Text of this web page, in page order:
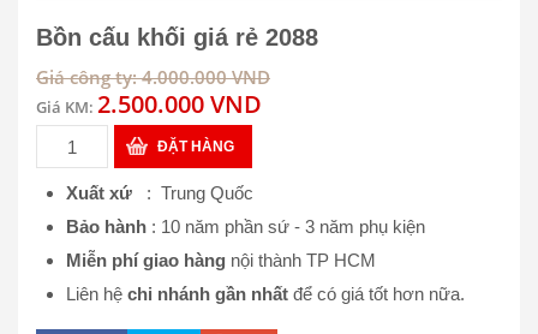
Bồn cấu khối giá rẻ 2088
Giá công ty: 4.000.000 VND
Giá KM: 2.500.000 VND
ĐẶT HÀNG
Xuất xứ : Trung Quốc
Bảo hành : 10 năm phần sứ - 3 năm phụ kiện
Miễn phí giao hàng nội thành TP HCM
Liên hệ chi nhánh gần nhất để có giá tốt hơn nữa.